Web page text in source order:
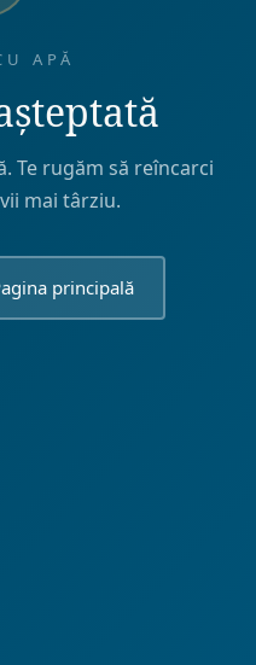
APĂ
Te rugăm să reîncarci
mai târziu.
principală